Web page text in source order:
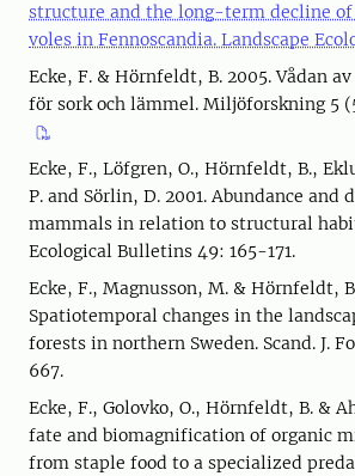
structure and the long-term decline
voles in Fennoscandia. Landscape
Ecke, F. & Hörnfeldt, B. 2005. Vådan
för sork och lämmel. Miljöforskning 5
Ecke, F., Löfgren, O., Hörnfeldt, B.,
P. and Sörlin, D. 2001. Abundance
mammals in relation to structural
Ecological Bulletins 49: 165-171.
Ecke, F., Magnusson, M. & Hörnfeldt,
Spatiotemporal changes in the
forests in northern Sweden. Scand. J.
667.
Ecke, F., Golovko, O., Hörnfeldt, B. &
fate and biomagnification of organic
from staple food to a specialized